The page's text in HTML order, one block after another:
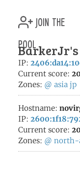
join the
pool
IP:
Current score:
Zones: @ asia jp
Hostname:
IP:
Current score:
Zones: @ north-